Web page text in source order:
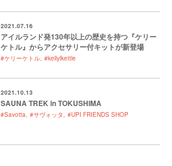
2021.07.16
アイルランド発130年以上の歴史を持つ『ケリー
ケトル』からアクセサリー付キットが新登場
#ケリーケトル #kellylkettle
2021.10.13
SAUNA TREK in TOKUSHIMA
#Savotta #サヴォッタ #UPI FRIENDS SHOP